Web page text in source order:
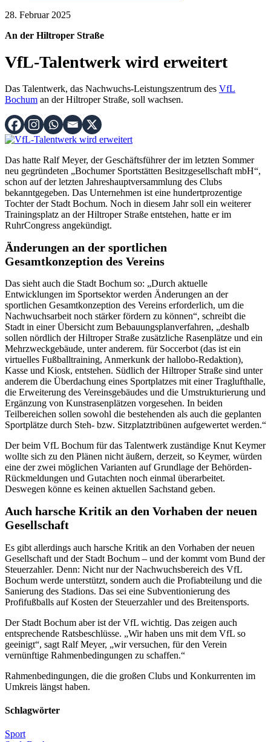
28. Februar 2025
An der Hiltroper Straße
VfL-Talentwerk wird erweitert
Das Talentwerk, das Nachwuchs-Leistungszentrum des VfL
Bochum an der Hiltroper Straße, soll wachsen.
Das hatte Ralf Meyer, der Geschäftsführer der im letzten Sommer
neu gegründeten „Bochumer Sportstätten Besitzgesellschaft mbH“,
schon auf der letzten Jahreshauptversammlung des Clubs
bekanntgegeben. Das Unternehmen ist eine hundertprozentige
Tochter der Stadt Bochum. Noch in diesem Jahr soll ein weiterer
Trainingsplatz an der Hiltroper Straße entstehen, hatte er im
RuhrCongress angekündigt.
Änderungen an der sportlichen
Gesamtkonzeption des Vereins
Das sieht auch die Stadt Bochum so: „Durch aktuelle
Entwicklungen im Sportsektor werden Änderungen an der
sportlichen Gesamtkonzeption des Vereins erforderlich, um die
Nachwuchsarbeit noch stärker fördern zu können“, schreibt die
Stadt in einer Übersicht zum Bebauungsplanverfahren, „deshalb
sollen nördlich der Hiltroper Straße zusätzliche Rasenplätze und ein
Mehrzweckgebäude, unter anderem. für Soccerbot (das ist ein
virtuelles Fußballtraining, Anmerkunk der hallobo-Redaktion),
Kasse und Kiosk, entstehen. Südlich der Hiltroper Straße sind unter
anderem die Überdachung eines Sportplatzes mit einer Traglufthalle,
die Erweiterung des Vereinsgebäudes und die Umstrukturierung und
Ergänzung von Kunstrasenplätzen vorgesehen. In beiden
Teilbereichen sollen sowohl die bestehenden als auch die geplanten
Sportplätze durch Steh- bzw. Sitzplatztribünen aufgewertet werden.“
Der beim VfL Bochum für das Talentwerk zuständige Knut Keymer
wollte sich zu den Plänen nicht äußern, derzeit, so Keymer, würden
eine der zwei möglichen Varianten auf Grundlage der Behörden-
Rückmeldungen und Gutachten noch einmal überarbeitet.
Deswegen könne es keinen aktuellen Sachstand geben.
Auch harsche Kritik an den Vorhaben der neuen
Gesellschaft
Es gibt allerdings auch harsche Kritik an den Vorhaben der neuen
Gesellschaft und der Stadt Bochum – und der kommt vom Bund der
Steuerzahler. Denn: Nicht nur der Nachwuchsbereich des VfL
Bochum werde unterstützt, sondern auch die Profiabteilung und die
Sanierung des Stadions. Das sei eine Subventionierung des
Profifußballs auf Kosten der Steuerzahler und des Breitensports.
Der Stadt Bochum aber ist der VfL wichtig. Das zeigen auch
entsprechende Ratsbeschlüsse. „Wir haben uns mit dem VfL so
geeinigt“, sagt Ralf Meyer, „wir versuchen, für den Verein
vernünftige Rahmenbedingungen zu schaffen.“
Rahmenbedingungen, die die großen Clubs und Konkurrenten im
Umkreis längst haben.
Schlagwörter
Sport